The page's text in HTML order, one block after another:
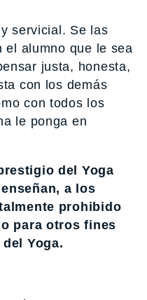
servicial. Se las
el alumno que le sea
justa, honesta,
con los demás
con todos los
le ponga en
del Yoga
a los
prohibido
para otros fines
Yoga.